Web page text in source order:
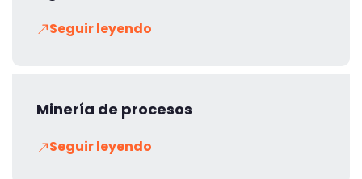
Seguir leyendo
Minería de procesos
Seguir leyendo